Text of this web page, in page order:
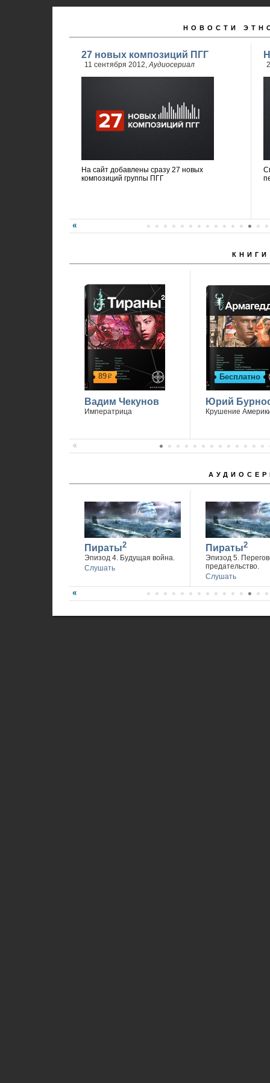
НОВОСТИ
27 новых композиций ПГГ
11 сентября 2012,Аудиосериал
На сайт добавлены сразу 27 новых
композиций группы ПГГ
КНИГИ
89р
Вадим Чекунов
Императрица
Бесплатно
Юрий
Крушение
Пираты2
Эпизод 4. Будущая война.
Слушать
Пираты2
Эпизод 5.
предательство.
Слушать